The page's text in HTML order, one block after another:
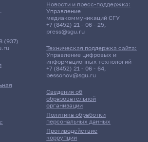
(937)
Сведения об
образовательной
организации
Политика обработки
персональных данных
Противодействие
коррупции
Новости и пресс-поддержка:
Управление
медиакоммуникаций СГУ
+7 (8452) 21 - 06 - 25,
press@sgu.ru
Техническая поддержка сайта:
Управление цифровых и
информационных технологий
+7 (8452) 21 - 06 - 64,
bessonov@sgu.ru